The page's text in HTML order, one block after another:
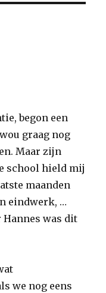
begon een
graag nog
Maar zijn
school hield mij
maanden
eindwerk, …
was dit
we nog eens